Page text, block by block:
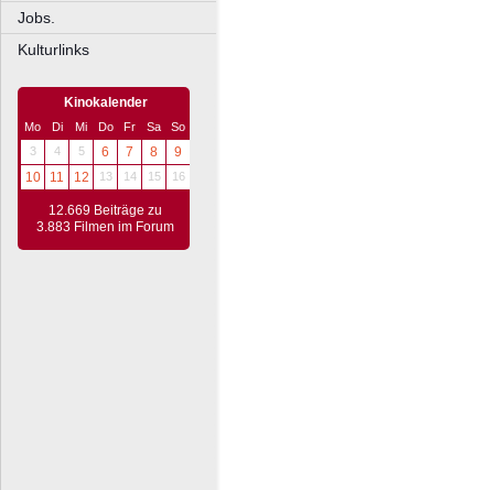
Jobs.
Kulturlinks
Kinokalender
Mo Di Mi Do Fr Sa
So
3
4 5 6 7 8
9
10
11 12 13 14 15 16
12.669 Beiträge zu
3.883 Filmen im Forum